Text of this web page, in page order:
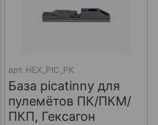
арт. HEX_PIC_PK
База picatinny для
пулемётов ПК/ПКМ/
ПКП, Гексагон